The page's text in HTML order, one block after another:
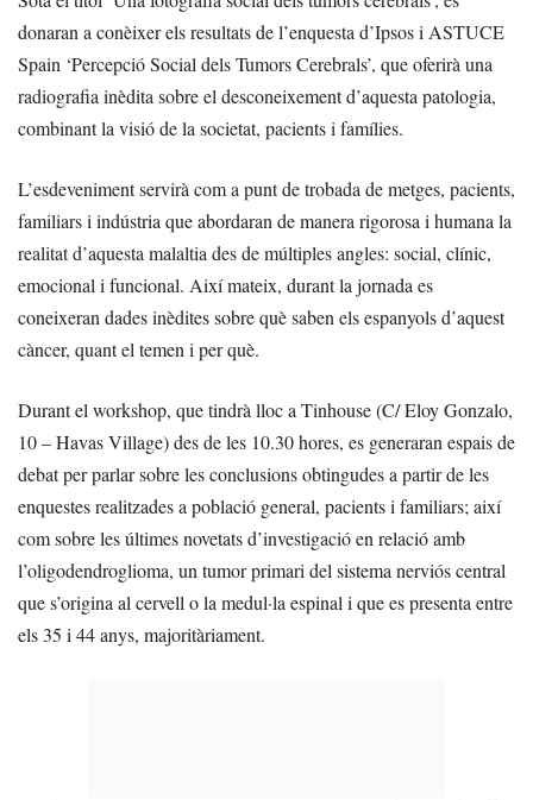
donaran a conèixer els resultats de l’enquesta d’Ipsos i ASTUCE
Spain ‘Percepció Social dels Tumors Cerebrals’, que oferirà una
radiografia inèdita sobre el desconeixement d’aquesta patologia,
combinant la visió de la societat, pacients i famílies.
L’esdeveniment servirà com a punt de trobada de metges, pacients,
familiars i indústria que abordaran de manera rigorosa i humana la
realitat d’aquesta malaltia des de múltiples angles: social, clínic,
emocional i funcional. Així mateix, durant la jornada es
coneixeran dades inèdites sobre què saben els espanyols d’aquest
càncer, quant el temen i per què.
Durant el workshop, que tindrà lloc a Tinhouse (C/ Eloy Gonzalo,
10 – Havas Village) des de les 10.30 hores, es generaran espais de
debat per parlar sobre les conclusions obtingudes a partir de les
enquestes realitzades a població general, pacients i familiars; així
com sobre les últimes novetats d’investigació en relació amb
l’oligodendroglioma, un tumor primari del sistema nerviós central
que s’origina al cervell o la medul·la espinal i que es presenta entre
els 35 i 44 anys, majoritàriament.